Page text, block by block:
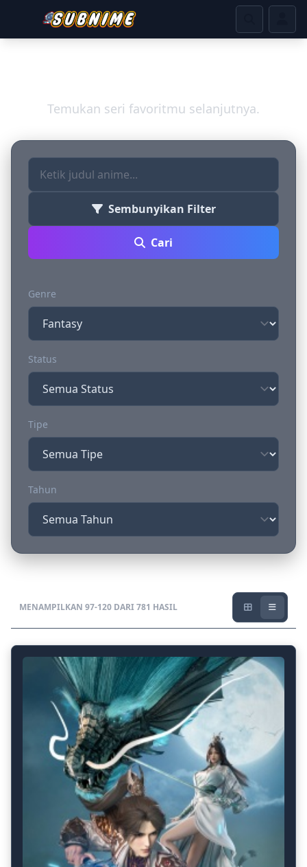
Temukan seri favoritmu selanjutnya.
Sembunyikan Filter
Cari
Genre
Status
Tipe
Tahun
MENAMPILKAN 97-120 DARI 781 HASIL